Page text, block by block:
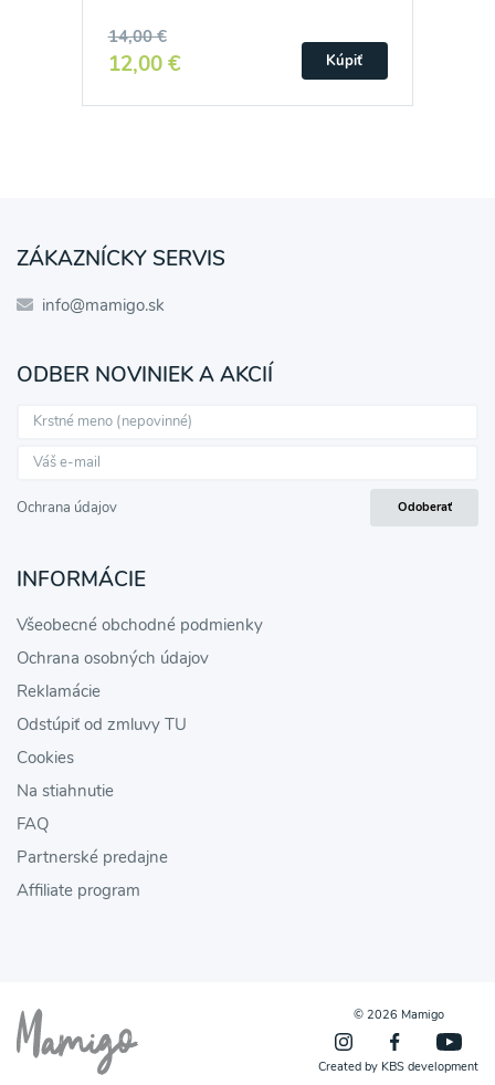
14,00 €
12,00 € Kúpiť
ZÁKAZNÍCKY SERVIS
info@mamigo.sk
ODBER NOVINIEK A AKCIÍ
Ochrana údajov Odoberať
INFORMÁCIE
Všeobecné obchodné podmienky
Ochrana osobných údajov
Reklamácie
Odstúpiť od zmluvy TU
Cookies
Na stiahnutie
FAQ
Partnerské predajne
Affiliate program
© 2026 Mamigo
Created by KBS development